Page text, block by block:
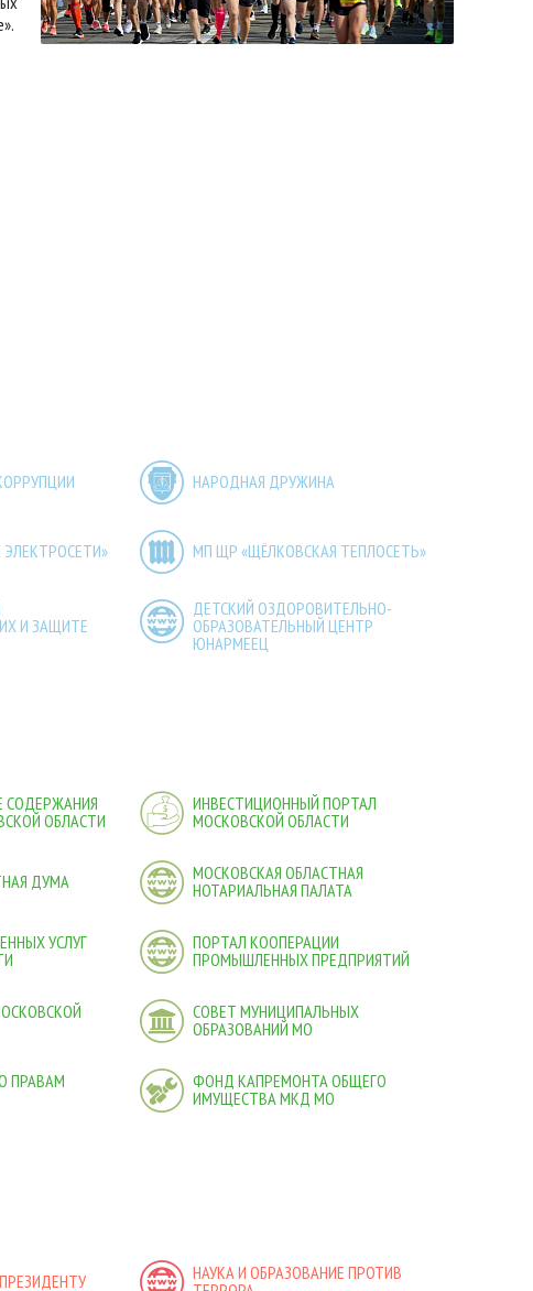
НАРОДНАЯ ДРУЖИНА
МП ЩР «ЩЁЛКОВСКАЯ ТЕПЛОСЕТЬ»
И ЗАЩИТЕ
ДЕТСКИЙ ОЗДОРОВИТЕЛЬНО-
ОБРАЗОВАТЕЛЬНЫЙ ЦЕНТР
ЮНАРМЕЕЦ
СОДЕРЖАНИЯ
ОБЛАСТИ
ИНВЕСТИЦИОННЫЙ ПОРТАЛ
МОСКОВСКОЙ ОБЛАСТИ
ДУМА
МОСКОВСКАЯ ОБЛАСТНАЯ
НОТАРИАЛЬНАЯ ПАЛАТА
УСЛУГ
ПОРТАЛ КООПЕРАЦИИ
ПРОМЫШЛЕННЫХ ПРЕДПРИЯТИЙ
СОВЕТ МУНИЦИПАЛЬНЫХ
ОБРАЗОВАНИЙ МО
ПРАВАМ
ФОНД КАПРЕМОНТА ОБЩЕГО
ИМУЩЕСТВА МКД МО
НАУКА И ОБРАЗОВАНИЕ ПРОТИВ